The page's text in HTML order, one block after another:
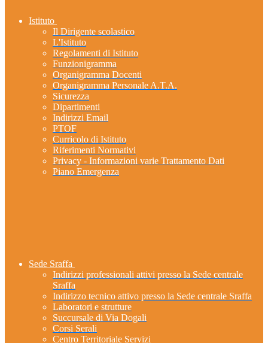
Istituto
Il Dirigente scolastico
L'Istituto
Regolamenti di Istituto
Funzionigramma
Organigramma Docenti
Organigramma Personale A.T.A.
Sicurezza
Dipartimenti
Indirizzi Email
PTOF
Curricolo di Istituto
Riferimenti Normativi
Privacy - Informazioni varie Trattamento Dati
Piano Emergenza
Sede Sraffa
Indirizzi professionali attivi presso la Sede centrale
Sraffa
Indirizzo tecnico attivo presso la Sede centrale Sraffa
Laboratori e strutture
Succursale di Via Dogali
Corsi Serali
Centro Territoriale Servizi